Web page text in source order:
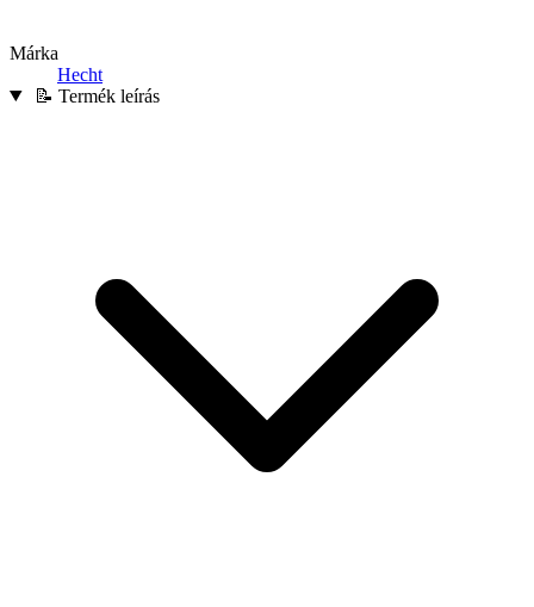
Márka
Hecht
📝 Termék leírás